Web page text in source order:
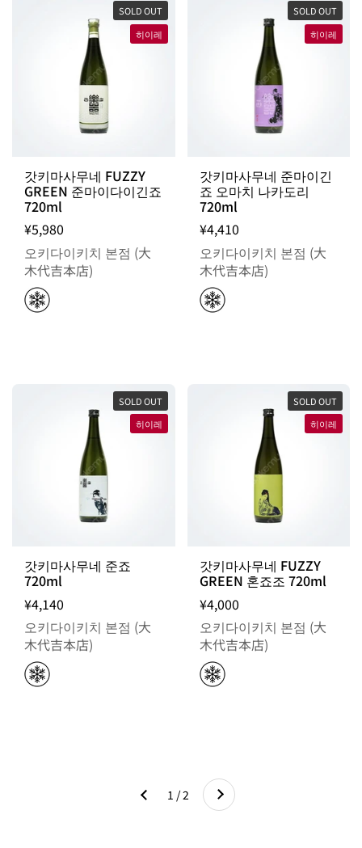
갓키마사무네 FUZZY
GREEN 준마이다이긴죠
720ml
¥5,980
오키다이키치 본점 (大
木代吉本店)
SOLD OUT
히이레
갓키마사무네 준마이긴
죠 오마치 나카도리
720ml
¥4,410
오키다이키치 본점 (大
木代吉本店)
SOLD OUT
히이레
갓키마사무네 준죠
720ml
¥4,140
오키다이키치 본점 (大
木代吉本店)
SOLD OUT
히이레
갓키마사무네 FUZZY
GREEN 혼죠조 720ml
¥4,000
오키다이키치 본점 (大
木代吉本店)
SOLD OUT
히이레
이전 1 / 2 다음